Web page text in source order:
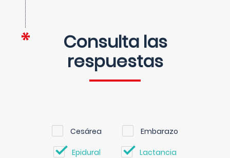
Consulta las
respuestas
Cesárea Embarazo
Epidural Lactancia